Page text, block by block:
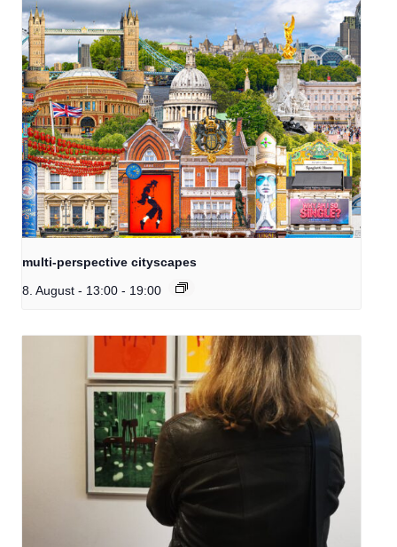
multi-perspective cityscapes
8. August - 13:00 - 19:00